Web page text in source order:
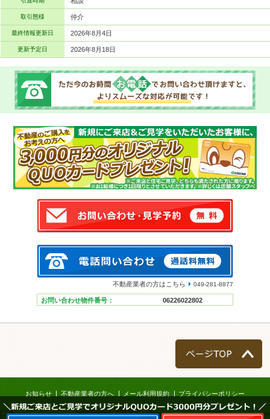
取引態様 仲介
最終情報更新日 2026年8月4日
更新予定日 2026年8月18日
不動産業者の方はこちら 049-281-8877
お問い合わせ物件番号： 06226022802
＼新規ご来店とご見学でオリジナルQUOカード3000円分プレゼント！／
お知らせ 不動産業者の方へ メール利用規約 プライバシーポリシー